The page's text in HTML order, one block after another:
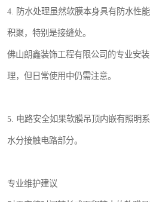
4. 防水处理虽然软膜本身具有防水性
积聚，特别是接缝处。
佛山朗鑫装饰工程有限公司的专业安
理，但日常使用中仍需注意。
5. 电路安全如果软膜吊顶内嵌有照明
水分接触电路部分。
专业维护建议